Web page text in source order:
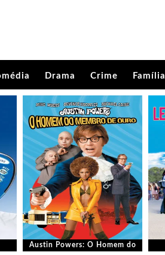
Drama Crime Família
Austin Powers: O Homem do